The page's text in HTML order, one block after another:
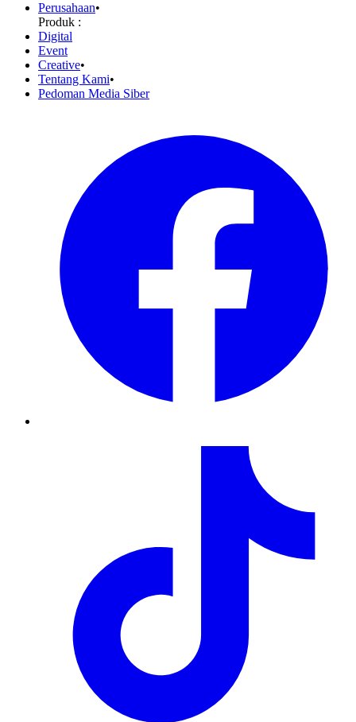
Perusahaan•
Produk :
Digital
Event
Creative•
Tentang Kami•
Pedoman Media Siber